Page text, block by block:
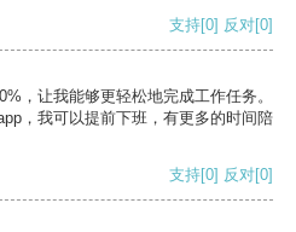
支持[0] 反对[0]
，让我能够更轻松地完成工作任务。
，我可以提前下班，有更多的时间陪
支持[0] 反对[0]